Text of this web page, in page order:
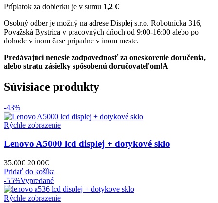
Príplatok za dobierku je v sumu 1,2 €
Osobný odber je možný na adrese Displej s.r.o. Robotnícka 316,
Považská Bystrica v pracovných dňoch od 9:00-16:00 alebo po
dohode v inom čase prípadne v inom meste.
Predávajúci nenesie zodpovednosť za oneskorenie doručenia,
alebo stratu zásielky spôsobenú doručovateľom!A
Súvisiace produkty
-43%
Rýchle zobrazenie
Lenovo A5000 lcd displej + dotykové sklo
35.00€ Pôvodná
cena
bola:
35.00€.
20.00€Aktuálna
cena
je:
20.00€.
Pridať do košíka
-55%Vypredané
Rýchle zobrazenie